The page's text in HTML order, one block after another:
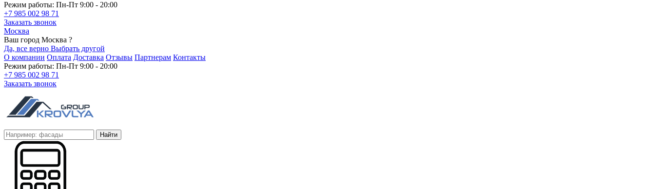
Режим работы: Пн-Пт 9:00 - 20:00
+7 985 002 98 71
Заказать звонок
Москва
Ваш город Москва ?
Да, все верно Выбрать другой
О компании Оплата Доставка Отзывы Партнерам Контакты
Режим работы: Пн-Пт 9:00 - 20:00
+7 985 002 98 71
Заказать звонок
Найти